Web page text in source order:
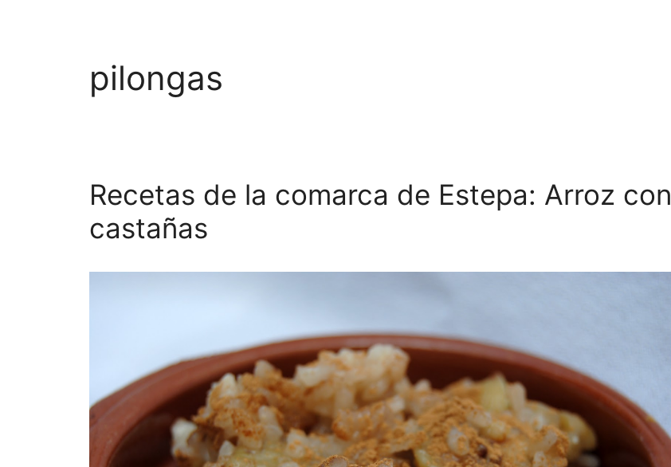
pilongas
Recetas de la comarca de Estepa: Arroz con
castañas